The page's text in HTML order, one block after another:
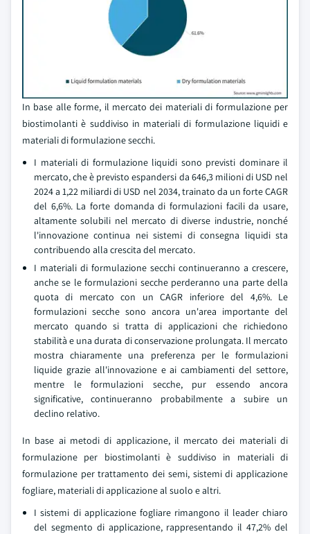
In base alle forme, il mercato dei materiali di formulazione per
biostimolanti è suddiviso in materiali di formulazione liquidi e
materiali di formulazione secchi.
I materiali di formulazione liquidi sono previsti dominare il
mercato, che è previsto espandersi da 646,3 milioni di USD nel
2024 a 1,22 miliardi di USD nel 2034, trainato da un forte CAGR
del 6,6%. La forte domanda di formulazioni facili da usare,
altamente solubili nel mercato di diverse industrie, nonché
l'innovazione continua nei sistemi di consegna liquidi sta
contribuendo alla crescita del mercato.
I materiali di formulazione secchi continueranno a crescere,
anche se le formulazioni secche perderanno una parte della
quota di mercato con un CAGR inferiore del 4,6%. Le
formulazioni secche sono ancora un'area importante del
mercato quando si tratta di applicazioni che richiedono
stabilità e una durata di conservazione prolungata. Il mercato
mostra chiaramente una preferenza per le formulazioni
liquide grazie all'innovazione e ai cambiamenti del settore,
mentre le formulazioni secche, pur essendo ancora
significative, continueranno probabilmente a subire un
declino relativo.
In base ai metodi di applicazione, il mercato dei materiali di
formulazione per biostimolanti è suddiviso in materiali di
formulazione per trattamento dei semi, sistemi di applicazione
fogliare, materiali di applicazione al suolo e altri.
I sistemi di applicazione fogliare rimangono il leader chiaro
del segmento di applicazione, rappresentando il 47,2% del